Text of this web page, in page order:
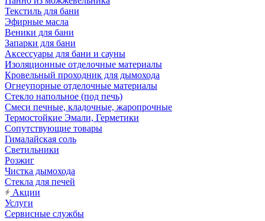
Текстиль для бани
Эфирные масла
Веники для бани
Запарки для бани
Аксессуары для бани и сауны
Изоляционные отделочные материалы
Кровельный проходник для дымохода
Огнеупорные отделочные материалы
Стекло напольное (под печь)
Смеси печные, кладочные, жаропрочные
Термостойкие Эмали, Герметики
Сопутствующие товары
Гималайская соль
Светильники
Розжиг
Чистка дымохода
Стекла для печей
Акции
Услуги
Сервисные службы